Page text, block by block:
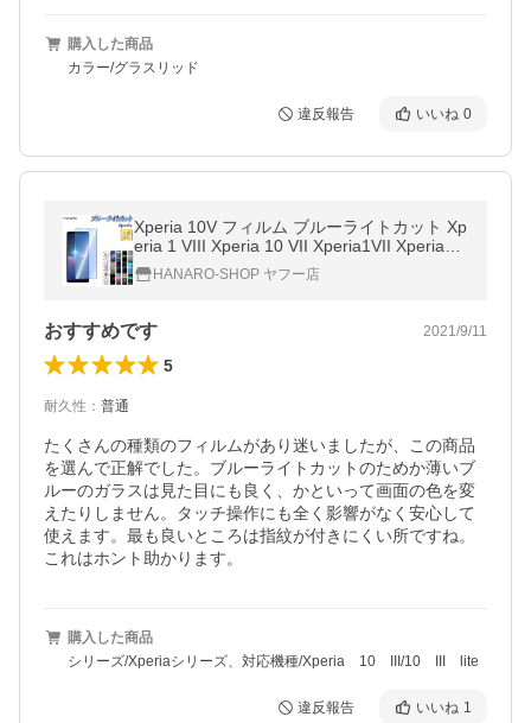
購入した商品
カラー/グラスリッド
違反報告 いいね 0
Xperia 10V フィルム ブルーライトカット Xp
eria 1 VIII Xperia 10 VII Xperia1VII Xperia1V
I Xperia10VI Xperia1V XperiaAceIII Xperia1
保護フィルム
HANARO-SHOP ヤフー店
おすすめです 2021/9/11
5
耐久性 ： 普通
たくさんの種類のフィルムがあり迷いましたが、この商品
を選んで正解でした。ブルーライトカットのためか薄いブ
ルーのガラスは見た目にも良く、かといって画面の色を変
えたりしません。タッチ操作にも全く影響がなく安心して
使えます。最も良いところは指紋が付きにくい所ですね。
これはホント助かります。
購入した商品
シリーズ/Xperiaシリーズ、対応機種/Xperia 10 III/10 III lite
違反報告 いいね 1